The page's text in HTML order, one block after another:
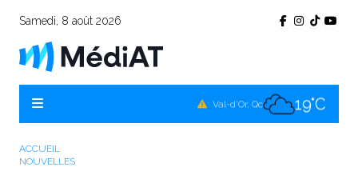
Samedi, 8 août 2026
Val-d'Or, Qc 19°C
ACCUEIL
NOUVELLES